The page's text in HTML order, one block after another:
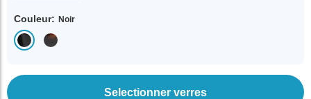
Couleur: Noir
Selectionner verres